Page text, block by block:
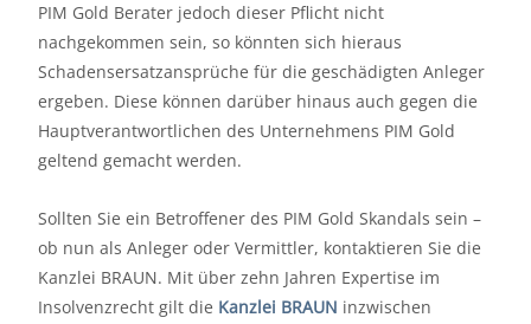
PIM Gold Berater jedoch dieser Pflicht nicht
nachgekommen sein, so könnten sich hieraus
Schadensersatzansprüche für die geschädigten Anleger
ergeben. Diese können darüber hinaus auch gegen die
Hauptverantwortlichen des Unternehmens PIM Gold
geltend gemacht werden.
Sollten Sie ein Betroffener des PIM Gold Skandals sein –
ob nun als Anleger oder Vermittler, kontaktieren Sie die
Kanzlei BRAUN. Mit über zehn Jahren Expertise im
Insolvenzrecht gilt die Kanzlei BRAUN inzwischen